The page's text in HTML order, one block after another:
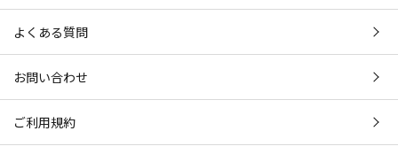
よくある質問
お問い合わせ
ご利用規約